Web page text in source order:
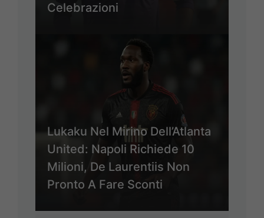
Celebrazioni
Lukaku Nel Mirino Dell’Atlanta
United: Napoli Richiede 10
Milioni, De Laurentiis Non
Pronto A Fare Sconti